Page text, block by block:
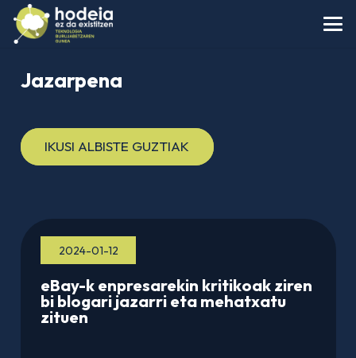
Jazarpena
IKUSI ALBISTE GUZTIAK
2024-01-12
eBay-k enpresarekin kritikoak ziren
bi blogari jazarri eta mehatxatu
zituen